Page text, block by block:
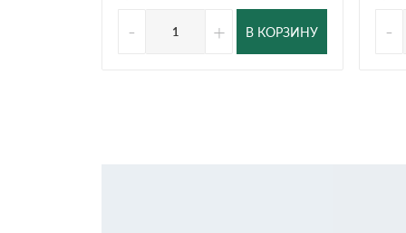
- + В КОРЗИНУ -